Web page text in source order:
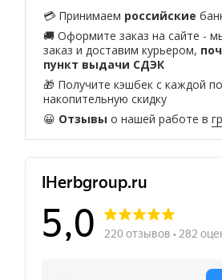
💳 Принимаем российские
🚚 Оформите заказ на сайте -
заказ и доставим курьером,
пункт выдачи СДЭК
🎁 Получите кэшбек с каждой
накопительную скидку
😀 Отзывы о нашей работе в